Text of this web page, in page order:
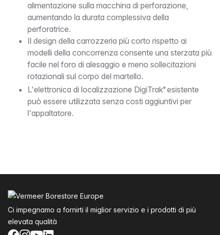
alimentazione sulla macchina di perforazione,
aumentando la durata complessiva della
perforatrice.
Il design della carrozzeria più corto rispetto ai
modelli della concorrenza consente una sterzata più
facile nel foro di alesaggio e meno sollecitazioni
rotazionali sul corpo del martello.
L'elettronica di localizzazione DigiTrak® esistente
può essere utilizzata senza costi aggiuntivi per
l'appaltatore.
Ci impegnamo a fornirti il miglior servizio e i prodotti di più
elevata qualità